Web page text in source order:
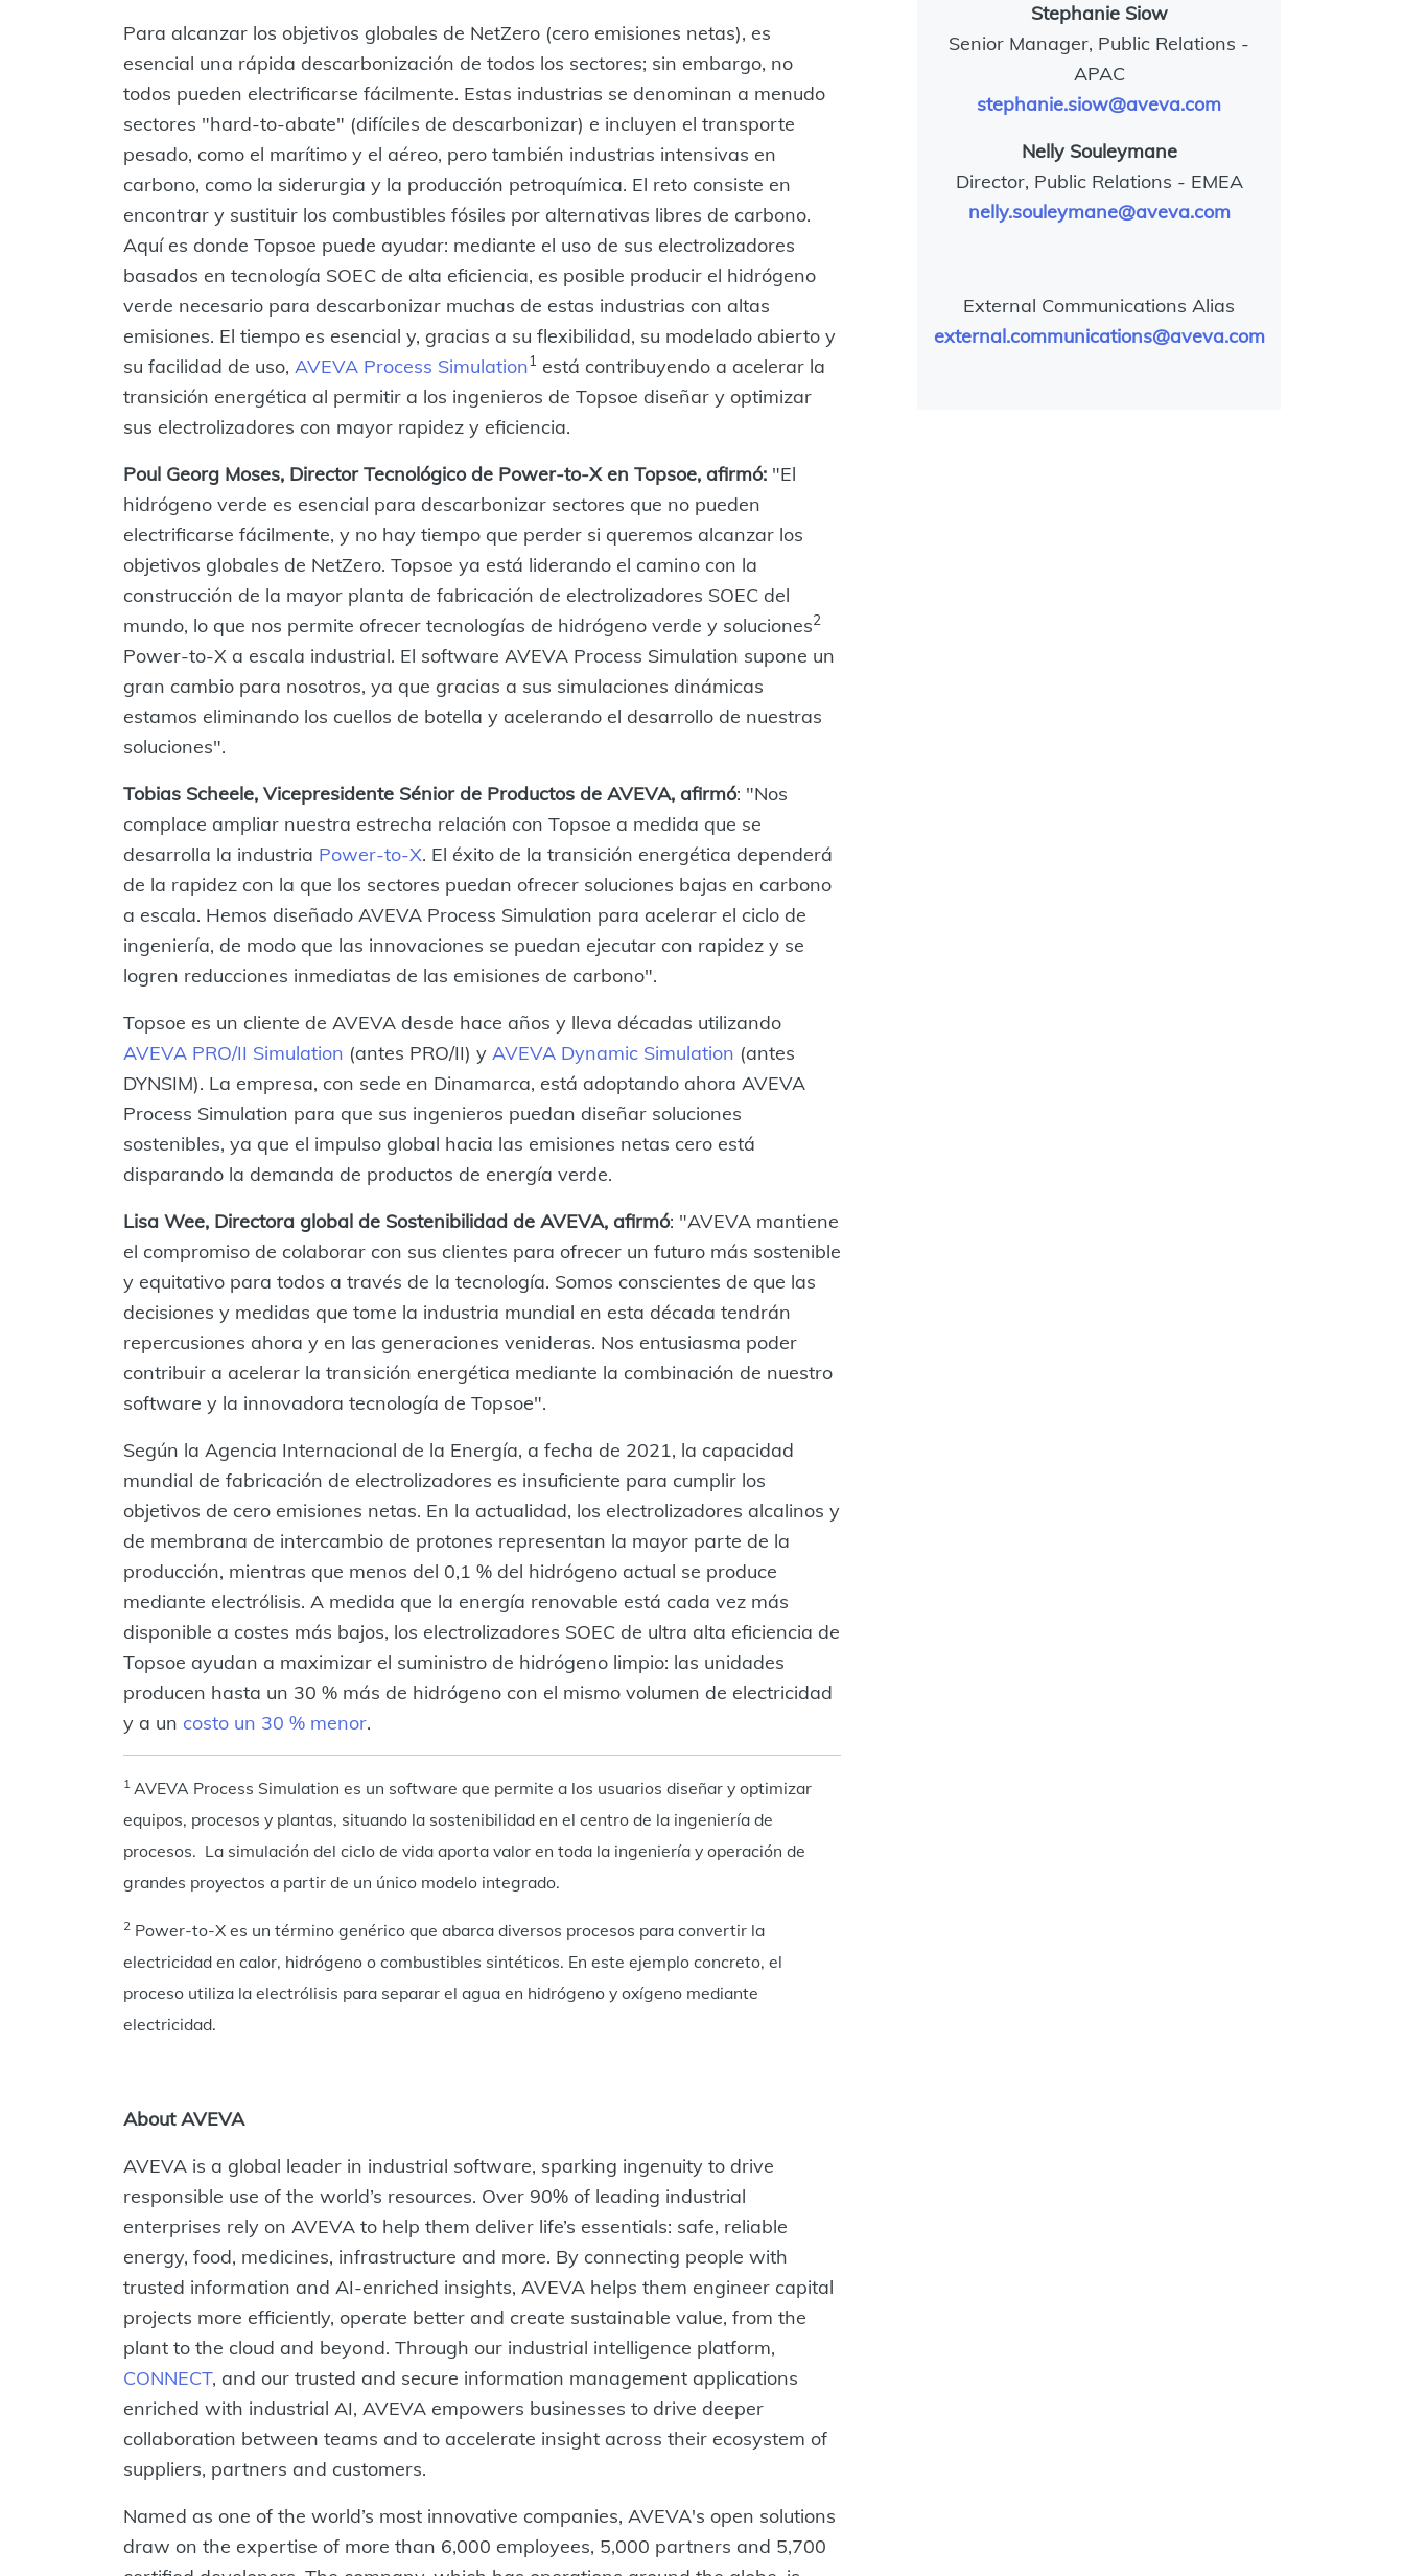
Para alcanzar los objetivos globales de NetZero (cero emisiones netas), es
esencial una rápida descarbonización de todos los sectores; sin embargo, no
todos pueden electrificarse fácilmente. Estas industrias se denominan a menudo
sectores "hard-to-abate" (difíciles de descarbonizar) e incluyen el transporte
pesado, como el marítimo y el aéreo, pero también industrias intensivas en
carbono, como la siderurgia y la producción petroquímica. El reto consiste en
encontrar y sustituir los combustibles fósiles por alternativas libres de carbono.
Aquí es donde Topsoe puede ayudar: mediante el uso de sus electrolizadores
basados en tecnología SOEC de alta eficiencia, es posible producir el hidrógeno
verde necesario para descarbonizar muchas de estas industrias con altas
emisiones. El tiempo es esencial y, gracias a su flexibilidad, su modelado abierto y
su facilidad de uso, AVEVA Process Simulation1 está contribuyendo a acelerar la
transición energética al permitir a los ingenieros de Topsoe diseñar y optimizar
sus electrolizadores con mayor rapidez y eficiencia.
Poul Georg Moses, Director Tecnológico de Power-to-X en Topsoe, afirmó: "El
hidrógeno verde es esencial para descarbonizar sectores que no pueden
electrificarse fácilmente, y no hay tiempo que perder si queremos alcanzar los
objetivos globales de NetZero. Topsoe ya está liderando el camino con la
construcción de la mayor planta de fabricación de electrolizadores SOEC del
mundo, lo que nos permite ofrecer tecnologías de hidrógeno verde y soluciones2
Power-to-X a escala industrial. El software AVEVA Process Simulation supone un
gran cambio para nosotros, ya que gracias a sus simulaciones dinámicas
estamos eliminando los cuellos de botella y acelerando el desarrollo de nuestras
soluciones".
Tobias Scheele, Vicepresidente Sénior de Productos de AVEVA, afirmó: "Nos
complace ampliar nuestra estrecha relación con Topsoe a medida que se
desarrolla la industria Power-to-X. El éxito de la transición energética dependerá
de la rapidez con la que los sectores puedan ofrecer soluciones bajas en carbono
a escala. Hemos diseñado AVEVA Process Simulation para acelerar el ciclo de
ingeniería, de modo que las innovaciones se puedan ejecutar con rapidez y se
logren reducciones inmediatas de las emisiones de carbono".
Topsoe es un cliente de AVEVA desde hace años y lleva décadas utilizando
AVEVA PRO/II Simulation (antes PRO/II) y AVEVA Dynamic Simulation (antes
DYNSIM). La empresa, con sede en Dinamarca, está adoptando ahora AVEVA
Process Simulation para que sus ingenieros puedan diseñar soluciones
sostenibles, ya que el impulso global hacia las emisiones netas cero está
disparando la demanda de productos de energía verde.
Lisa Wee, Directora global de Sostenibilidad de AVEVA, afirmó: "AVEVA mantiene
el compromiso de colaborar con sus clientes para ofrecer un futuro más sostenible
y equitativo para todos a través de la tecnología. Somos conscientes de que las
decisiones y medidas que tome la industria mundial en esta década tendrán
repercusiones ahora y en las generaciones venideras. Nos entusiasma poder
contribuir a acelerar la transición energética mediante la combinación de nuestro
software y la innovadora tecnología de Topsoe".
Según la Agencia Internacional de la Energía, a fecha de 2021, la capacidad
mundial de fabricación de electrolizadores es insuficiente para cumplir los
objetivos de cero emisiones netas. En la actualidad, los electrolizadores alcalinos y
de membrana de intercambio de protones representan la mayor parte de la
producción, mientras que menos del 0,1 % del hidrógeno actual se produce
mediante electrólisis. A medida que la energía renovable está cada vez más
disponible a costes más bajos, los electrolizadores SOEC de ultra alta eficiencia de
Topsoe ayudan a maximizar el suministro de hidrógeno limpio: las unidades
producen hasta un 30 % más de hidrógeno con el mismo volumen de electricidad
y a un costo un 30 % menor.
1 AVEVA Process Simulation es un software que permite a los usuarios diseñar y optimizar
equipos, procesos y plantas, situando la sostenibilidad en el centro de la ingeniería de
procesos​. La simulación del ciclo de vida aporta valor en toda la ingeniería y operación de
grandes proyectos a partir de un único modelo integrado.
2 Power-to-X es un término genérico que abarca diversos procesos para convertir la
electricidad en calor, hidrógeno o combustibles sintéticos. En este ejemplo concreto, el
proceso utiliza la electrólisis para separar el agua en hidrógeno y oxígeno mediante
electricidad.
About AVEVA
AVEVA is a global leader in industrial software, sparking ingenuity to drive
responsible use of the world’s resources. Over 90% of leading industrial
enterprises rely on AVEVA to help them deliver life’s essentials: safe, reliable
energy, food, medicines, infrastructure and more. By connecting people with
trusted information and AI-enriched insights, AVEVA helps them engineer capital
projects more efficiently, operate better and create sustainable value, from the
plant to the cloud and beyond. Through our industrial intelligence platform,
CONNECT, and our trusted and secure information management applications
enriched with industrial AI, AVEVA empowers businesses to drive deeper
collaboration between teams and to accelerate insight across their ecosystem of
suppliers, partners and customers.
Named as one of the world’s most innovative companies, AVEVA's open solutions
draw on the expertise of more than 6,000 employees, 5,000 partners and 5,700
Stephanie Siow
Senior Manager, Public Relations -
APAC
stephanie.siow@aveva.com
Nelly Souleymane
Director, Public Relations - EMEA
nelly.souleymane@aveva.com
External Communications Alias
external.communications@aveva.com